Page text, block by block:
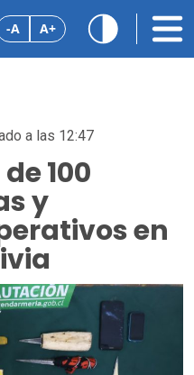
-A A+
a las 12:47
100
y
en